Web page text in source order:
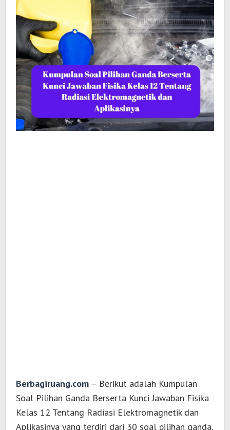
Aplikasinya
Berbagiruang.com – Berikut adalah Kumpulan
Soal Pilihan Ganda Berserta Kunci Jawaban Fisika
Kelas 12 Tentang Radiasi Elektromagnetik dan
Aplikasinya yang terdiri dari 30 soal pilihan ganda.